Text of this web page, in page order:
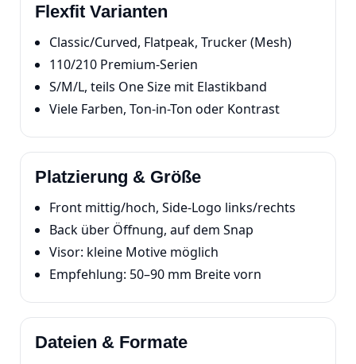
Flexfit Varianten
Classic/Curved, Flatpeak, Trucker (Mesh)
110/210 Premium-Serien
S/M/L, teils One Size mit Elastikband
Viele Farben, Ton-in-Ton oder Kontrast
Platzierung & Größe
Front mittig/hoch, Side-Logo links/rechts
Back über Öffnung, auf dem Snap
Visor: kleine Motive möglich
Empfehlung: 50–90 mm Breite vorn
Dateien & Formate